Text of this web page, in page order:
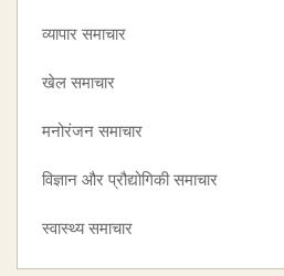
व्यापार समाचार
खेल समाचार
मनोरंजन समाचार
विज्ञान और प्रौद्योगिकी समाचार
स्वास्थ्य समाचार